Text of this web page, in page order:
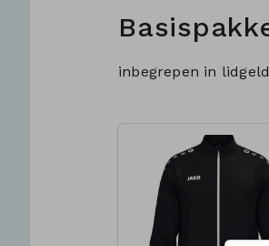
inbegrepen in